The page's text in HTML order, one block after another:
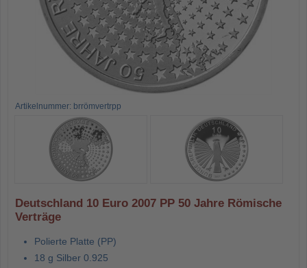
Artikelnummer: brrömvertrpp
Deutschland 10 Euro 2007 PP 50 Jahre Römische
Verträge
Polierte Platte (PP)
18 g Silber 0.925